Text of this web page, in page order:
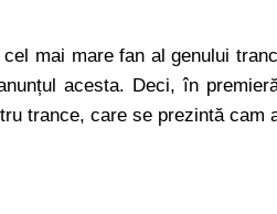
mai mare fan al genului
acesta. Deci, în
trance, care se prezintă cam